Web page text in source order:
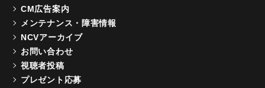
CM広告案内
メンテナンス・障害情報
NCVアーカイブ
お問い合わせ
視聴者投稿
プレゼント応募